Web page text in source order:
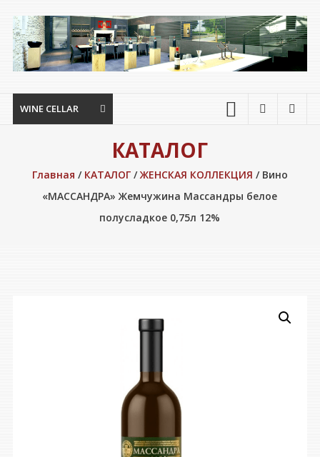
WINE CELLAR
КАТАЛОГ
Главная / КАТАЛОГ/ЖЕНСКАЯ КОЛЛЕКЦИЯ / Вино
«МАССАНДРА» Жемчужина Массандры белое
полусладкое 0,75л 12%